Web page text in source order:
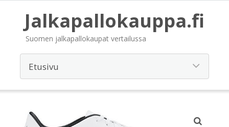
Jalkapallokauppa.fi
Suomen jalkapallokaupat vertailussa